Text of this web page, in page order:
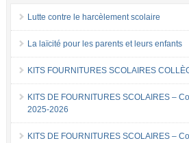
Lutte contre le harcèlement scolaire
La laïcité pour les parents et leurs enfants
KITS FOURNITURES SCOLAIRES
KITS DE FOURNITURES SCOLAIRES –
2025-2026
KITS DE FOURNITURES SCOLAIRES –